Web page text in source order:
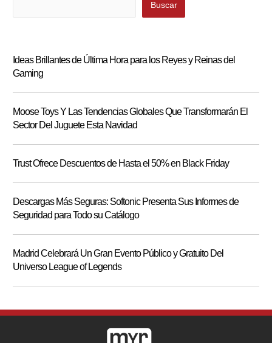
Buscar
Ideas Brillantes de Última Hora para los Reyes y Reinas del
Gaming
Moose Toys Y Las Tendencias Globales Que Transformarán El
Sector Del Juguete Esta Navidad
Trust Ofrece Descuentos de Hasta el 50% en Black Friday
Descargas Más Seguras: Softonic Presenta Sus Informes de
Seguridad para Todo su Catálogo
Madrid Celebrará Un Gran Evento Público y Gratuito Del
Universo League of Legends